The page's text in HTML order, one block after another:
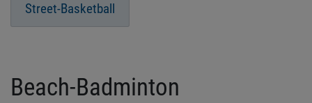
Street-Basketball
Beach-Badminton